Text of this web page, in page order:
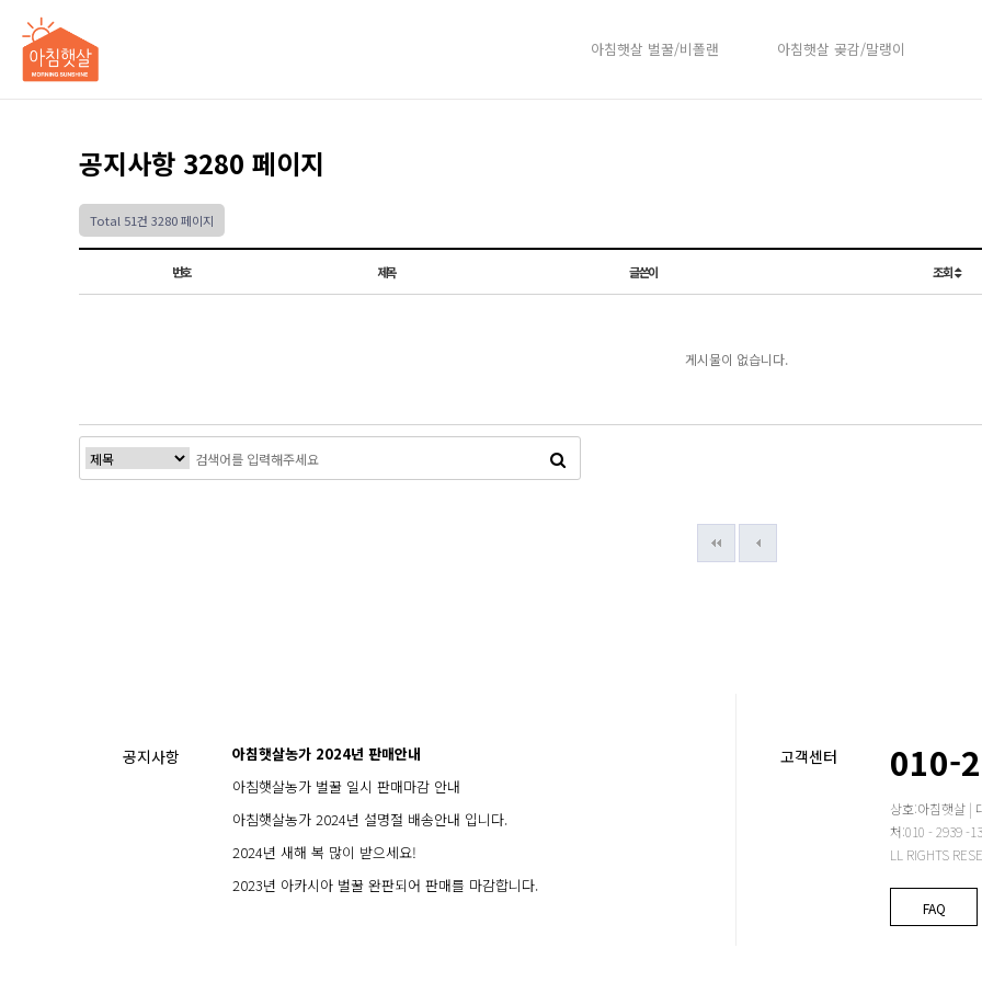
아침햇살 벌꿀/비폴랜 아침햇살 곶감/말랭이
공지사항 3280 페이지
Total 51건 3280 페이지
번호 제목 글쓴이 조회
게시물이 없습니다.
공지사항
아침햇살농가 2024년 판매안내
아침햇살농가 벌꿀 일시 판매마감 안내
아침햇살농가 2024년 설명절 배송안내 입니다.
2024년 새해 복 많이 받으세요!
2023년 아카시아 벌꿀 완판되어 판매를 마감합니다.
고객센터 010-
상호:아침햇살 |
처:010 - 2939 -
LL RIGHTS
FAQ